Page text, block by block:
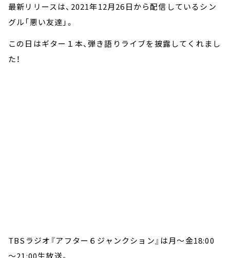
最新リリースは、2021年12月26日から配信しているシン
グル「悪い友達」。
この日はギター１本、弾き語りライブを披露してくれまし
た！
TBSラジオ『アフター６ジャンクション』は月～金18:00
～21:00生放送。